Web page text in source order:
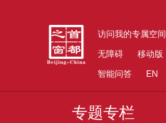
访问我的专属空间
无障碍
移动版
智能问答
EN
专题专栏